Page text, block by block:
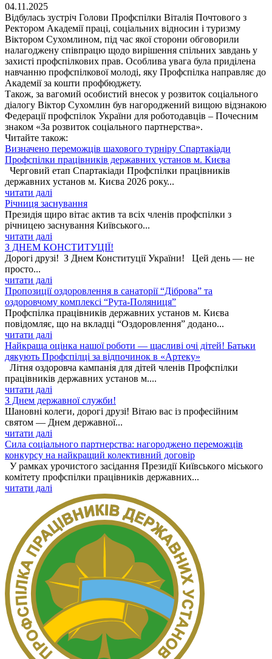
04.11.2025
Відбулась зустріч Голови Профспілки Віталія Почтового з
Ректором Академії праці, соціальних відносин і туризму
Віктором Сухомлином, під час якої сторони обговорили
налагоджену співпрацю щодо вирішення спільних завдань у
захисті профспілкових прав. Особлива увага була приділена
навчанню профспілкової молоді, яку Профспілка направляє до
Академії за кошти профбюджету.
Також, за вагомий особистий внесок у розвиток соціального
діалогу Віктор Сухомлин був нагороджений вищою відзнакою
Федерації профспілок України для роботодавців – Почесним
знаком «За розвиток соціального партнерства».
Читайте також:
Визначено переможців шахового турніру Спартакіади
Профспілки працівників державних установ м. Києва
Черговий етап Спартакіади Профспілки працівників
державних установ м. Києва 2026 року...
читати далі
Річниця заснування
Президія щиро вітає актив та всіх членів профспілки з
річницею заснування Київського...
читати далі
З ДНЕМ КОНСТИТУЦІЇ!
Дорогі друзі! З Днем Конституції України! Цей день — не
просто...
читати далі
Пропозиції оздоровлення в санаторії “Діброва” та
оздоровчому комплексі “Рута-Поляниця”
Профспілка працівників державних установ м. Києва
повідомляє, що на вкладці “Оздоровлення” додано...
читати далі
Найкраща оцінка нашої роботи — щасливі очі дітей! Батьки
дякують Профспілці за відпочинок в «Артеку»
Літня оздоровча кампанія для дітей членів Профспілки
працівників державних установ м....
читати далі
З Днем державної служби!
Шановні колеги, дорогі друзі! Вітаю вас із професійним
святом — Днем державної...
читати далі
Сила соціального партнерства: нагороджено переможців
конкурсу на найкращий колективний договір
У рамках урочистого засідання Президії Київського міського
комітету профспілки працівників державних...
читати далі